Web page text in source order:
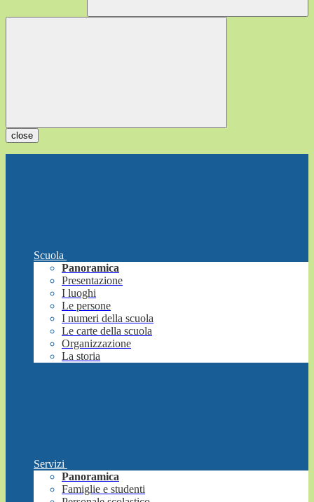
close
Scuola
Panoramica
Presentazione
I luoghi
Le persone
I numeri della scuola
Le carte della scuola
Organizzazione
La storia
Servizi
Panoramica
Famiglie e studenti